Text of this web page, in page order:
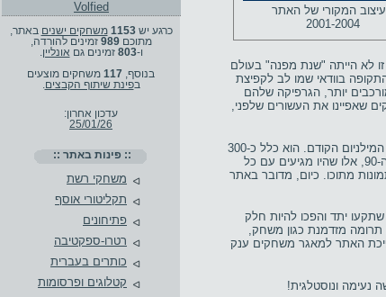
המקורי של האתר
2001-2004
בתחילת שנות האלפיים, או בשנת 2001 ליתר דיוק. זו לא הייתה "שנת מפנה" בעולם
בוודאי שמו לב לקפיצת
יותר, הגרפיקה שלהם
את העשורים שלפני,
, מתוך מטרה לשמר ולתעד את משחקי המחשב של המילניום הקודם. הוא כלל כ-300
משחקים ישנים, אוסף שייצג במידה מסויימת את המשחקים הפופולריים ביותר של שנות ה-90, אלו שהיו מגיעים עם כל
מתוכו. כיום, מדובר באתר
יתד והפכו להיות חלק
מזדמנת כגון משחק,
האתר למאגר משחקים ענק
נעימה ונוסטלגית!
Volfied
כרגע יש1153 משחקים ישנים באתר,
מתוכם989 זמינים להורדה,
ו-803 זמינים גם אונליין
בנוסף, 117 משחקים מוצעים
בפינת שיתוף הקבצים
עדכון אחרון:
25/01/26
:: פינות באתר ::
משחקי רשת
תקליטורי אוסף
פתיחונים
רטרו-ספקטיבה
כותרים בעברית
קטלוגים ופרסומות